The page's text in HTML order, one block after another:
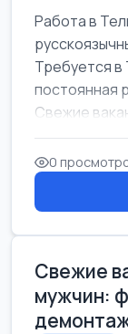
Работа в
Требуется
постоянная
Свежие
женщин от
0
Свежие
мужчин: